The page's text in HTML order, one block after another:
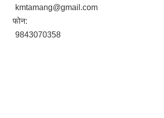
kmtamang@gmail.com
फोन:
9843070358